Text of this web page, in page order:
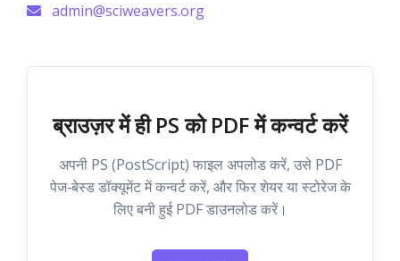
admin@sciweavers.org
ब्राउज़र में ही PS को PDF में कन्वर्ट करें
अपनी PS (PostScript) फाइल अपलोड करें, उसे PDF
पेज‑बेस्ड डॉक्यूमेंट में कन्वर्ट करें, और फिर शेयर या स्टोरेज के
लिए बनी हुई PDF डाउनलोड करें।